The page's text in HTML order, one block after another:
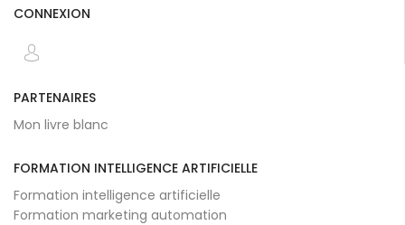
CONNEXION
PARTENAIRES
Mon livre blanc
FORMATION INTELLIGENCE ARTIFICIELLE
Formation intelligence artificielle
Formation marketing automation